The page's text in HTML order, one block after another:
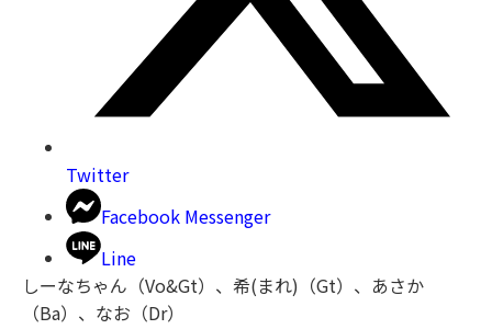
Twitter
Facebook Messenger
Line
しーなちゃん（Vo&Gt）、希(まれ)（Gt）、あさか
（Ba）、なお（Dr）